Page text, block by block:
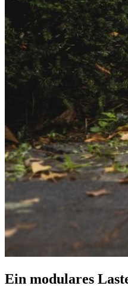
Ein modulares